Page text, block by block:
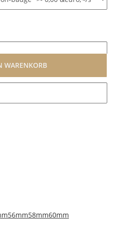
WARENKORB
Wählen Sie bitte die
56mm58mm60mm